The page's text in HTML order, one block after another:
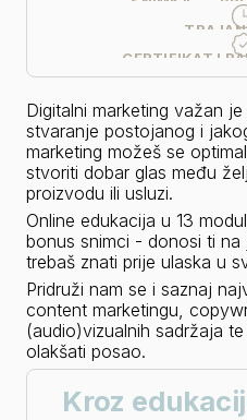
CERTIFIKAT I
Digitalni marketing važan
stvaranje postojanog i
marketing možeš se
stvoriti dobar glas među
proizvodu ili usluzi.
Online edukacija u 13
bonus snimci - donosi ti
trebaš znati prije ulaska u
Pridruži nam se i saznaj
content marketingu,
(audio)vizualnih sadržaja
olakšati posao.
Kroz